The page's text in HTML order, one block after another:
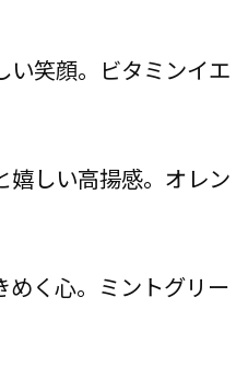
い笑顔。ビタミンイエ
嬉しい高揚感。オレン
めく心。ミントグリー